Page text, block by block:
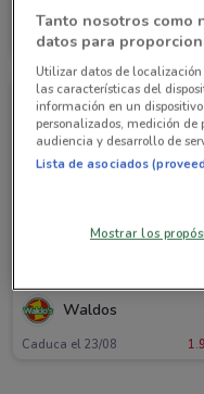
Caduca el 23/08
Waldos
Caduca el 23/08
Tanto nosotros como
datos para
Utilizar datos de
las características del
información en un
personalizados, medición
audiencia y desarrollo de
Lista de asociados
Mostrar los